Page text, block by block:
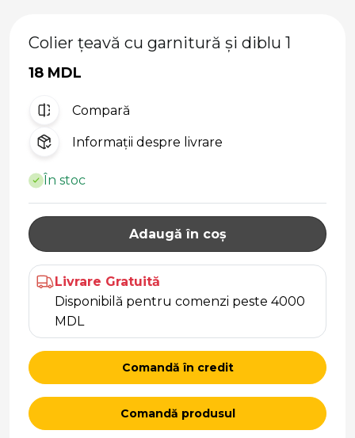
Colier țeavă cu garnitură și diblu 1
18 MDL
Compară
Informații despre livrare
În stoc
Adaugă în coș
Livrare Gratuită
Disponibilă pentru comenzi peste 4000
MDL
Comandă în credit
Comandă produsul